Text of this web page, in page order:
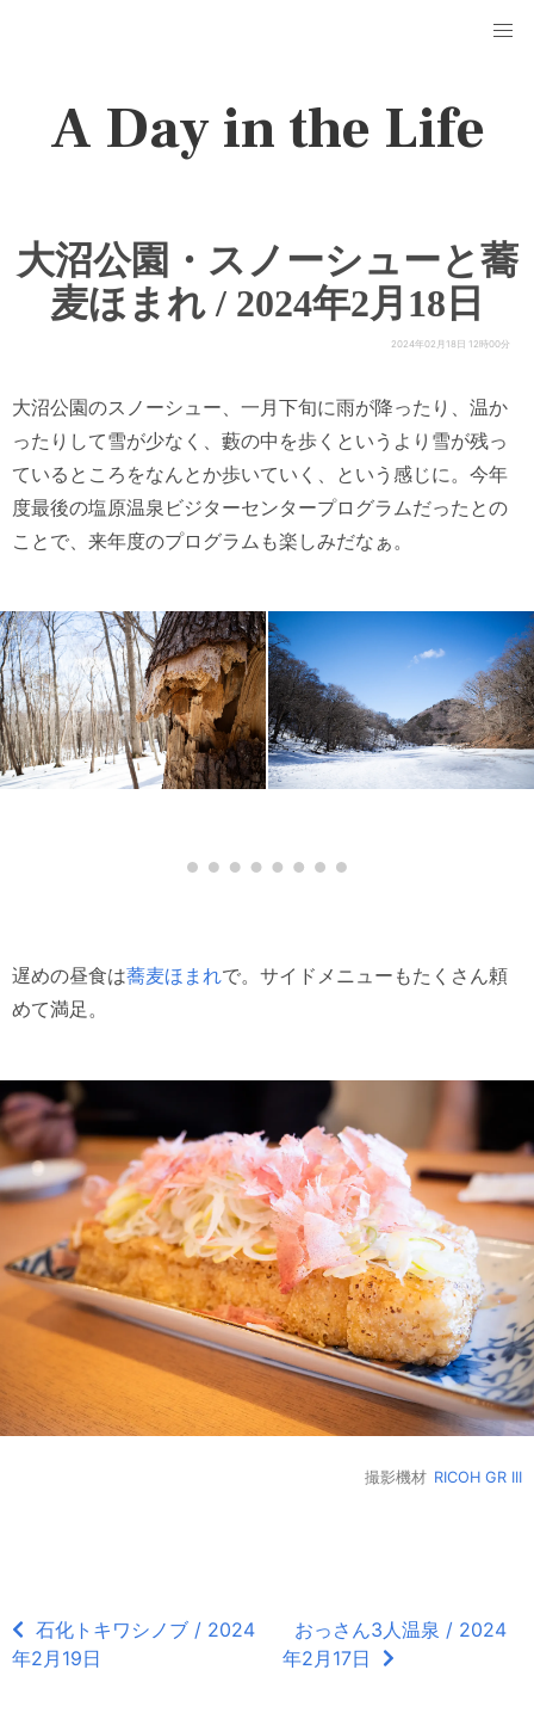
A Day in the Life
大沼公園・スノーシューと蕎
麦ほまれ / 2024年2月18日
2024年02月18日 12時00分
大沼公園のスノーシュー、一月下旬に雨が降ったり、温か
ったりして雪が少なく、藪の中を歩くというより雪が残っ
ているところをなんとか歩いていく、という感じに。今年
度最後の塩原温泉ビジターセンタープログラムだったとの
ことで、来年度のプログラムも楽しみだなぁ。
遅めの昼食は蕎麦ほまれで。サイドメニューもたくさん頼
めて満足。
撮影機材 RICOH GR III
石化トキワシノブ / 2024
年2月19日
おっさん3人温泉 / 2024
年2月17日